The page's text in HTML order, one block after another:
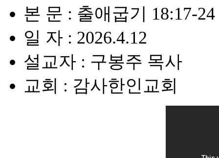
본 문 : 출애굽기 18:17-24
일 자 : 2026.4.12
설교자 : 구봉주 목사
교회 : 감사한인교회